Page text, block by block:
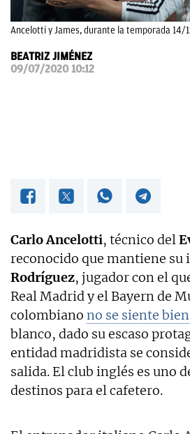
Ancelotti y James, durante la temporada 14/
BEATRIZ JIMÉNEZ
09/07/2020 10:12
Carlo Ancelotti, técnico del
reconocido que mantiene su
Rodríguez, jugador con el
Real Madrid y el Bayern de
colombiano no se siente bien
blanco, dado su escaso
entidad madridista se
salida. El club inglés es uno
destinos para el cafetero.